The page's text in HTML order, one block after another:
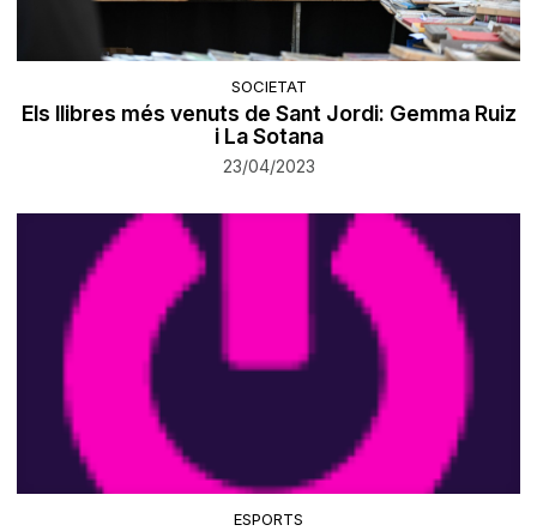
SOCIETAT
Els llibres més venuts de Sant Jordi: Gemma Ruiz
i La Sotana
23/04/2023
ESPORTS